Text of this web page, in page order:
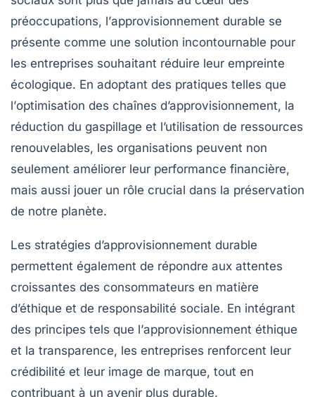
préoccupations, l’approvisionnement durable se
présente comme une solution incontournable pour
les entreprises souhaitant réduire leur empreinte
écologique. En adoptant des pratiques telles que
l’optimisation des chaînes d’approvisionnement, la
réduction du gaspillage et l’utilisation de ressources
renouvelables, les organisations peuvent non
seulement améliorer leur performance financière,
mais aussi jouer un rôle crucial dans la préservation
de notre planète.
Les stratégies d’approvisionnement durable
permettent également de répondre aux attentes
croissantes des consommateurs en matière
d’éthique et de responsabilité sociale. En intégrant
des principes tels que l’approvisionnement éthique
et la transparence, les entreprises renforcent leur
crédibilité et leur image de marque, tout en
contribuant à un avenir plus durable.